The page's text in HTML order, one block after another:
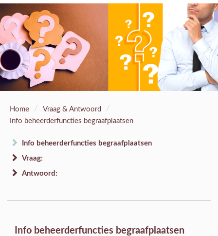
Home / Vraag & Antwoord /
Info beheerderfuncties begraafplaatsen
Info beheerderfuncties begraafplaatsen
Vraag:
Antwoord:
Info beheerderfuncties begraafplaatsen